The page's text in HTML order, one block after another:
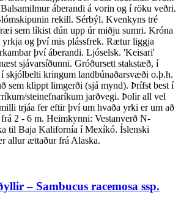
áberandi á vorin og í röku veðri.
rekill. Sérbýl. Kvenkyns tré
sem líkist dún upp úr miðju sumri. Króna
og því mis plássfrek. Rætur liggja
því áberandi. Ljóselsk. 'Keisari'
sjávarsíðunni. Gróðursett stakstæð, í
skjólbelti kringum landbúnaðarsvæði o.þ.h.
sem klippt limgerði (sjá mynd). Þrífst best í
steinefnaríkum jarðvegi. Þolir all vel
trjáa fer eftir því um hvaða yrki er um að
2 - 6 m. Heimkynni: Vestanverð N-
til Baja Kalifornía í Mexíkó. Íslenski
allur ættaður frá Alaska.
– Sambucus racemosa ssp.